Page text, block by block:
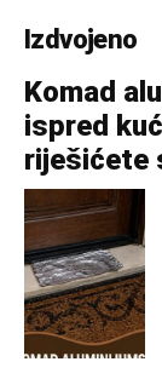
Izdvojeno
Komad
ispred
riješićete